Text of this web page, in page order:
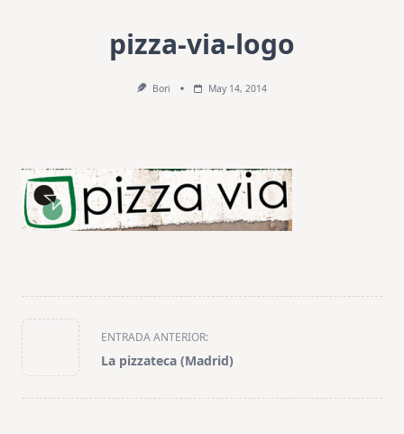
pizza-via-logo
Bori May 14, 2014
<span
class="nav-
subtitle
screen-
ENTRADA ANTERIOR:
La pizzateca (Madrid)